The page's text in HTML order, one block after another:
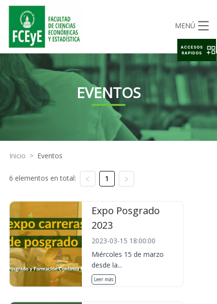
MENÚ
EVENTOS
Inicio > Eventos
6 elementos en total: 1
Expo Posgrado
2023
2023-03-15 18:00:00
Miércoles 15 de marzo
desde la...
Leer más
ACCESOS
RAPIDOS